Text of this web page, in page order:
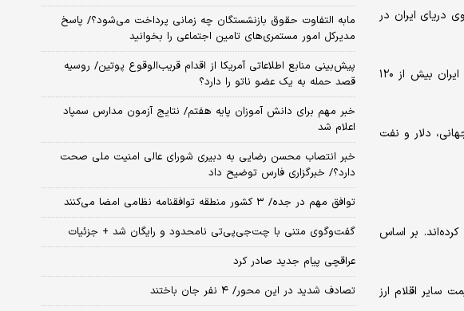
نقش مهمی ایفا کرده است. در سال ۱۴۰۱ ذخایر نفت روی دریای ایران در
در چنین شرایطی موسسه کپلر باز هم از افزایش ذخایر نفت روی دریای ایران سخن به میان آورده و مدعی شده بود که ایران بیش از ۱۲۰
دلار و نفت
بر اساس
۸۲ هزار تومانی پایین‌تر از قیمت سایر اقلام ارز
مابه التفاوت حقوق بازنشستگان چه زمانی پرداخت می‌شود؟/ پاسخ
مدیرکل امور مستمری‌های تامین اجتماعی را بخوانید
پیش‌بینی منابع اطلاعاتی آمریکا از اقدام قریب‌الوقوع پوتین/ روسیه
قصد حمله به یک عضو ناتو را دارد؟
خبر مهم برای دانش آموزان پایه هفتم/ نتایج آزمون مدارس سمپاد
اعلام شد
خبر انتصاب محسن رضایی به دبیری شورای عالی امنیت ملی صحت
دارد؟/ خبرگزاری فارس توضیح داد
توافق مهم در جده/ ۳ کشور منطقه توافقنامه نظامی امضا می‌کنند
گفت‌وگوی متنی با چت‌جی‌پی‌تی نامحدود و رایگان شد + جزئیات
عراقچی پیام جدید صادر کرد
تصادف شدید در این محور/ ۴ نفر جان باختند